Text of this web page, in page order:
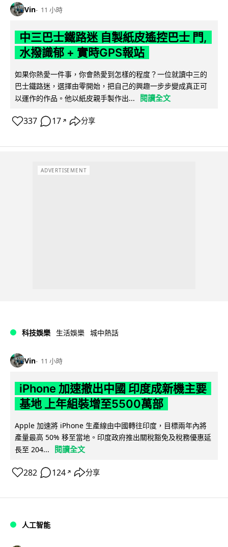
Vin 11 小時
中三巴士鐵路迷 自製紙皮遙控巴士 門,
水撥識郁 + 實時GPS報站
如果你熱愛一件事，你會熱愛到怎樣的程度？一位就讀中三的
巴士鐵路迷，選擇由零開始，把自己的興趣一步步變成真正可
以運作的作品。他以紙皮親手製作出...
閱讀全文
337 17 ↗ 分享
ADVERTISEMENT
科技娛樂 生活娛樂 城中熱話
Vin 11 小時
iPhone 加速撤出中國 印度成新機主要
基地 上年組裝增至5500萬部
Apple 加速將 iPhone 生產線由中國轉往印度，目標兩年內將
產量最高 50% 移至當地。印度政府推出關稅豁免及稅務優惠延
長至 204...
閱讀全文
282 124 ↗ 分享
人工智能